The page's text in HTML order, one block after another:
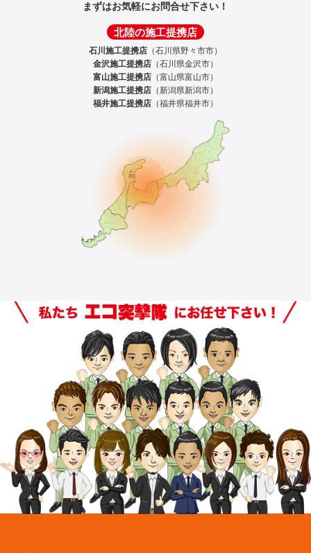
まずはお気軽にお問合せ下さい！
北陸の施工提携店
石川施工提携店 （石川県野々市市）
金沢施工提携店 （石川県金沢市）
富山施工提携店 （富山県富山市）
新潟施工提携店 （新潟県新潟市）
福井施工提携店 （福井県福井市）